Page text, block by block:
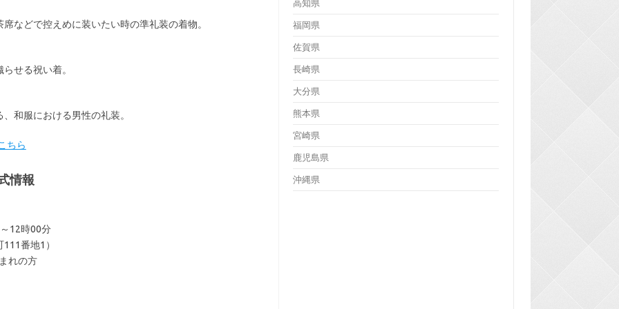
などで控えめに装いたい時の準礼装の着物。
せる祝い着。
和服における男性の礼装。
ちら
情報
12時00分
番地1）
れの方
高知県
福岡県
佐賀県
長崎県
大分県
熊本県
宮崎県
鹿児島県
沖縄県